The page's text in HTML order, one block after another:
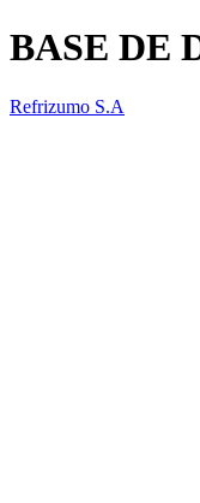
BASE DE
Refrizumo S.A